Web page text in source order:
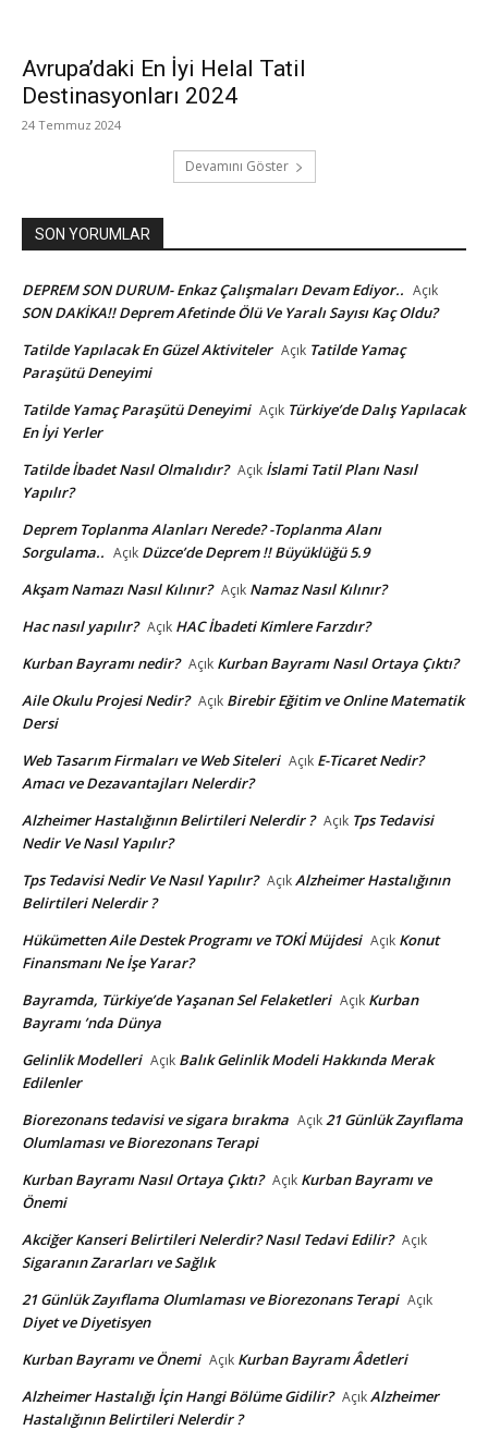
Avrupa’daki En İyi Helal Tatil
Destinasyonları 2024
24 Temmuz 2024
Devamını Göster
SON YORUMLAR
DEPREM SON DURUM- Enkaz Çalışmaları Devam Ediyor.. Açık
SON DAKİKA!! Deprem Afetinde Ölü Ve Yaralı Sayısı Kaç Oldu?
Tatilde Yapılacak En Güzel Aktiviteler Açık Tatilde Yamaç
Paraşütü Deneyimi
Tatilde Yamaç Paraşütü Deneyimi Açık Türkiye’de Dalış Yapılacak
En İyi Yerler
Tatilde İbadet Nasıl Olmalıdır? Açık İslami Tatil Planı Nasıl
Yapılır?
Deprem Toplanma Alanları Nerede? -Toplanma Alanı
Sorgulama.. Açık Düzce’de Deprem !! Büyüklüğü 5.9
Akşam Namazı Nasıl Kılınır? Açık Namaz Nasıl Kılınır?
Hac nasıl yapılır? Açık HAC İbadeti Kimlere Farzdır?
Kurban Bayramı nedir? Açık Kurban Bayramı Nasıl Ortaya Çıktı?
Aile Okulu Projesi Nedir? Açık Birebir Eğitim ve Online Matematik
Dersi
Web Tasarım Firmaları ve Web Siteleri Açık E-Ticaret Nedir?
Amacı ve Dezavantajları Nelerdir?
Alzheimer Hastalığının Belirtileri Nelerdir ? Açık Tps Tedavisi
Nedir Ve Nasıl Yapılır?
Tps Tedavisi Nedir Ve Nasıl Yapılır? AçıkAlzheimer Hastalığının
Belirtileri Nelerdir ?
Hükümetten Aile Destek Programı ve TOKİ Müjdesi Açık Konut
Finansmanı Ne İşe Yarar?
Bayramda, Türkiye’de Yaşanan Sel Felaketleri Açık Kurban
Bayramı ’nda Dünya
Gelinlik Modelleri Açık Balık Gelinlik Modeli Hakkında Merak
Edilenler
Biorezonans tedavisi ve sigara bırakma Açık21 Günlük Zayıflama
Olumlaması ve Biorezonans Terapi
Kurban Bayramı Nasıl Ortaya Çıktı? Açık Kurban Bayramı ve
Önemi
Akciğer Kanseri Belirtileri Nelerdir? Nasıl Tedavi Edilir? Açık
Sigaranın Zararları ve Sağlık
21 Günlük Zayıflama Olumlaması ve Biorezonans Terapi Açık
Diyet ve Diyetisyen
Kurban Bayramı ve Önemi Açık Kurban Bayramı Âdetleri
Alzheimer Hastalığı İçin Hangi Bölüme Gidilir? AçıkAlzheimer
Hastalığının Belirtileri Nelerdir ?